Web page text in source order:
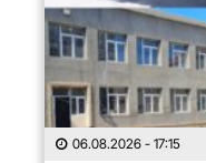
06.08.2026 - 17:15